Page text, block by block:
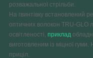
розважальної стрільби.
На гвинтівку встановлений
оптичних волокон TRU-GLO
освітленості, приклад
виготовленим із міцної
приціл.